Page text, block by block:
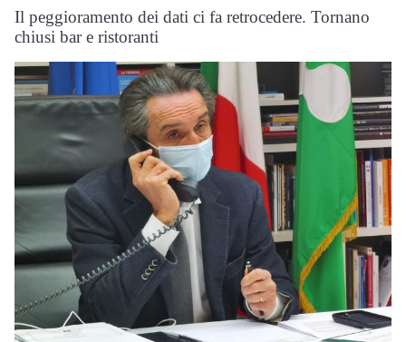
Il peggioramento dei dati ci fa retrocedere. Tornano
chiusi bar e ristoranti